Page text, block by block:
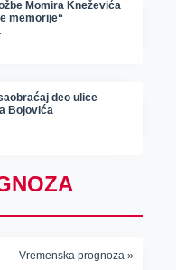
Momira Kneževića
memorije“
deo ulice
Bojovića